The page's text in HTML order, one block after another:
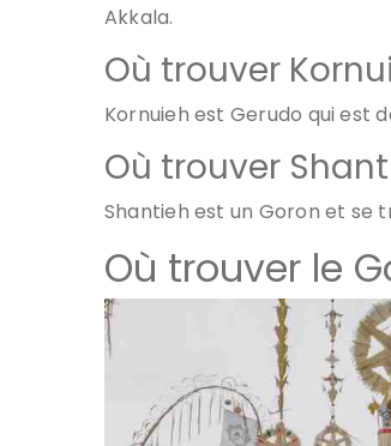
Akkala.
Où trouver
Kornuieh est Gerudo qui est
Où trouver
Shantieh est un Goron et se
Où trouver le